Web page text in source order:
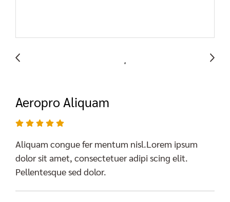
Aeropro Aliquam
Aliquam congue fer mentum nisl.Lorem ipsum
dolor sit amet, consectetuer adipi scing elit.
Pellentesque sed dolor.